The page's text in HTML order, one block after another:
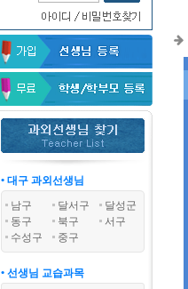
• 대구 과외선생님
남구
달서구
달성군
동구
북구
서구
수성구
중구
• 선생님 교습과목